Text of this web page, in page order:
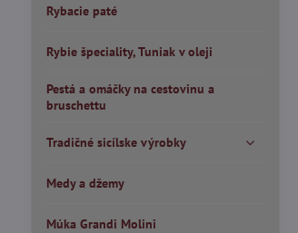
Rybacie paté
Rybie špeciality, Tuniak v oleji
Pestá a omáčky na cestovinu a
bruschettu
Tradičné sicílske výrobky
Medy a džemy
Múka Grandi Molini